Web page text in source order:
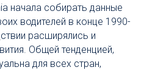
начала собирать данные
водителей в конце 1990-
расширялись и
Общей тенденцией,
для всех стран,